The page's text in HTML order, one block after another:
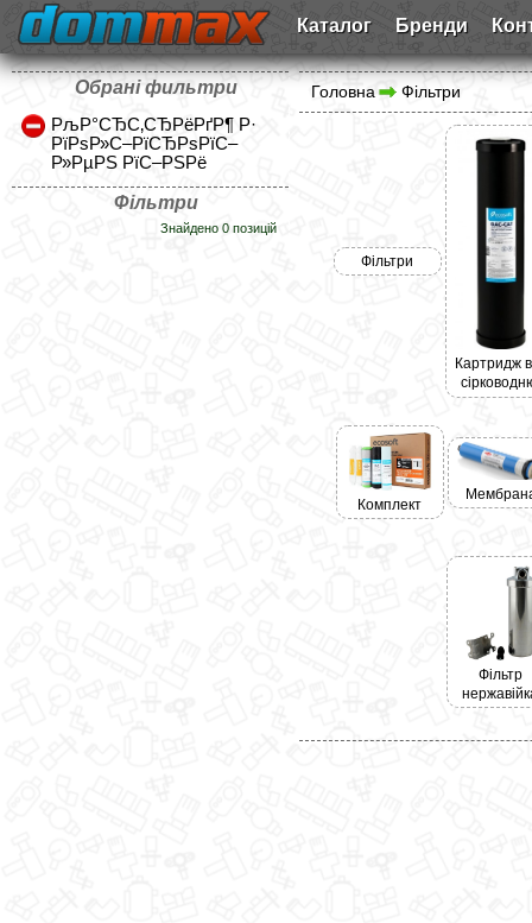
Каталог Бренди
Обрані фильтри
РљР°СЂС‚СЂРёРґР¶ Р·
РїРѕР»С–РїСЂРѕРїС–
Р»РµРЅ РїС–РЅРё
Фільтри
Знайдено 0 позицій
Головна Фільтри
Фільтри
Картридж
Комплект
Фільтр